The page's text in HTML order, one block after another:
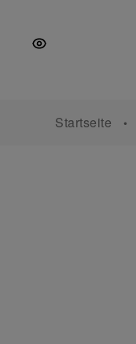
springen
springen
springen
Startseite